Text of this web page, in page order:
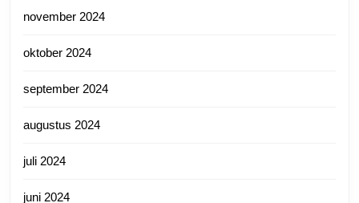
november 2024
oktober 2024
september 2024
augustus 2024
juli 2024
juni 2024